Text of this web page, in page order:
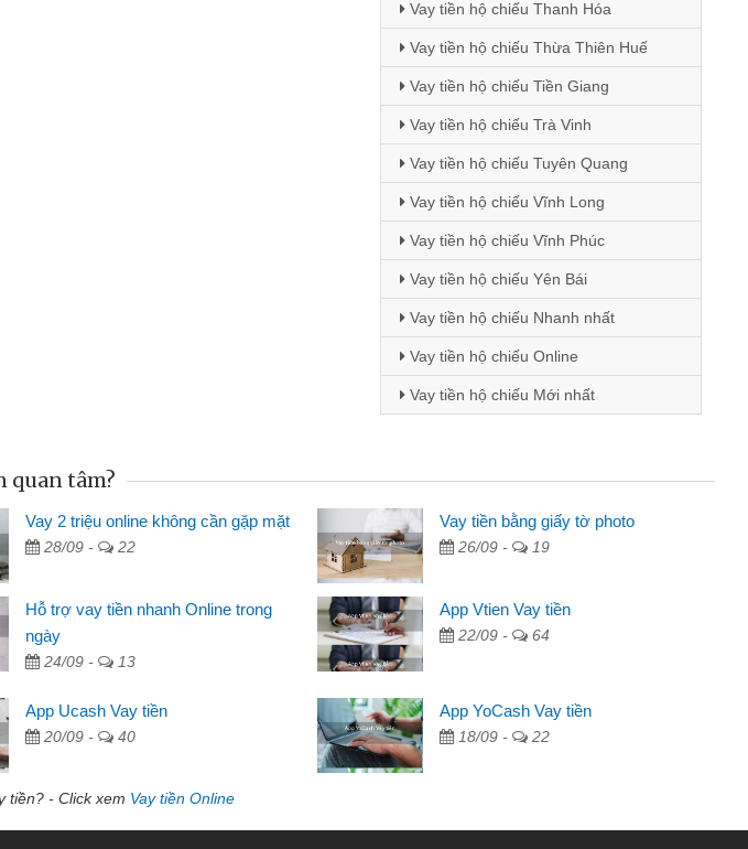
Vay tiền hộ chiếu Thanh Hóa
Vay tiền hộ chiếu Thừa Thiên Huế
Vay tiền hộ chiếu Tiền Giang
Vay tiền hộ chiếu Trà Vinh
Vay tiền hộ chiếu Tuyên Quang
Vay tiền hộ chiếu Vĩnh Long
Vay tiền hộ chiếu Vĩnh Phúc
Vay tiền hộ chiếu Yên Bái
Vay tiền hộ chiếu Nhanh nhất
Vay tiền hộ chiếu Online
Vay tiền hộ chiếu Mới nhất
Mai Lan - Sinh viên
Tôi biết đến thông qua quảng cáo trên facebook. Tôi là
sinh viên nên cần đóng tiền nhà, sinh nhật bạn bè, mà đọc
thấy thủ tục nhanh gọn nên tôi quyết định vay
Mất 2 tuần các ngân hàng không ai cho vay. Trong khi
cần có 2 triệu để giải quyết việc riêng, trong 1-2 ngày tôi trả
được thôi. Cảm ơn đã giúp tôi kịp thời và nhanh chóng
quan tâm?
Vay 2 triệu online không cần gặp mặt
28/09 - 22
Vay tiền bằng giấy tờ photo
26/09 - 19
Hỗ trợ vay tiền nhanh Online trong
ngày
24/09 - 13
App Vtien Vay tiền
22/09 - 64
App Ucash Vay tiền
20/09 - 40
App YoCash Vay tiền
18/09 - 22
tiền? - Click xem Vay tiền Online